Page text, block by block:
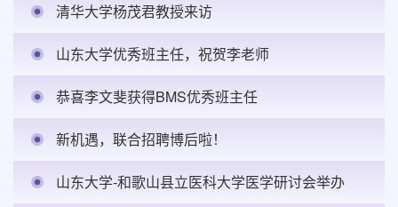
清华大学杨茂君教授来访
山东大学优秀班主任，祝贺李老师
恭喜李文斐获得BMS优秀班主任
新机遇，联合招聘博后啦！
山东大学-和歌山县立医科大学医学研讨会举办